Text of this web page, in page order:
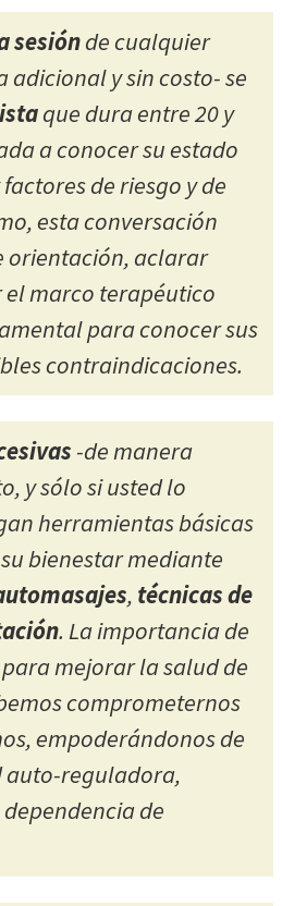
sesiónde cualquier
adicional y sin costo- se
que dura entre 20 y
a conocer su estado
de riesgo y de
esta conversación
orientación, aclarar
el marco terapéutico
para conocer sus
contraindicaciones.
-de manera
y sólo si usted lo
herramientas básicas
bienestar mediante
, técnicas de
. La importancia de
mejorar la salud de
comprometernos
empoderándonos de
auto-reguladora,
de